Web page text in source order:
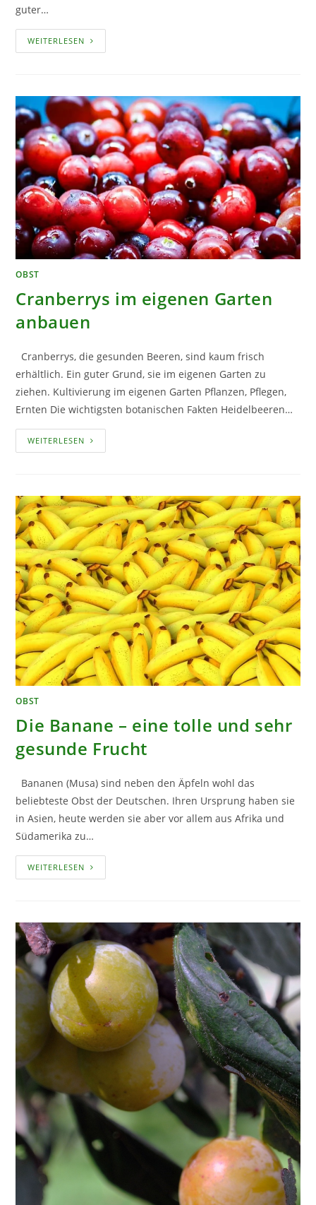
guter…
WEITERLESEN PASSIONSBLUME
–
ERNTE
OBST
Cranberrys im eigenen Garten
anbauen
Cranberrys, die gesunden Beeren, sind kaum frisch
erhältlich. Ein guter Grund, sie im eigenen Garten zu
ziehen. Kultivierung im eigenen Garten Pflanzen, Pflegen,
Ernten Die wichtigsten botanischen Fakten Heidelbeeren…
WEITERLESEN CRANBERRYS
IM
OBST
Die Banane – eine tolle und sehr
gesunde Frucht
Bananen (Musa) sind neben den Äpfeln wohl das
beliebteste Obst der Deutschen. Ihren Ursprung haben sie
in Asien, heute werden sie aber vor allem aus Afrika und
Südamerika zu…
WEITERLESEN DIE
BANANE
SEHR
GESUNDE
FRUCHT